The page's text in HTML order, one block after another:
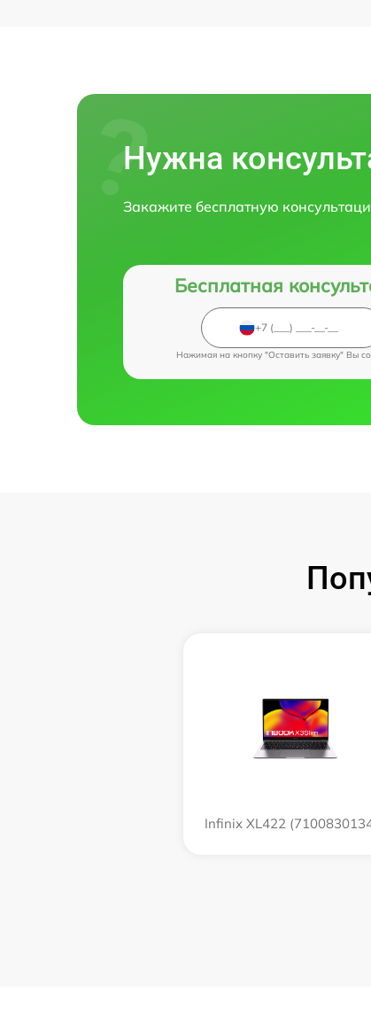
Нужна
Закажите бесплатную
Бесплатная
Нажимая на кнопку "Оставить заявку" Вы
Infinix XL422